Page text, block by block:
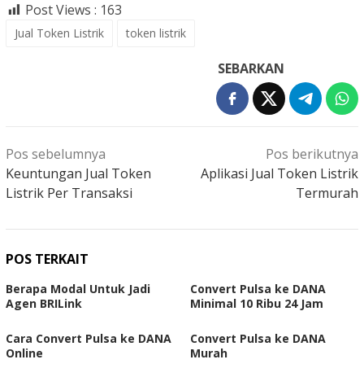
Post Views : 163
Jual Token Listrik token listrik
SEBARKAN
Navigasi
pos
Pos sebelumnya
Keuntungan Jual Token
Listrik Per Transaksi
Pos berikutnya
Aplikasi Jual Token Listrik
Termurah
POS TERKAIT
Berapa Modal Untuk Jadi
Agen BRILink
Convert Pulsa ke DANA
Minimal 10 Ribu 24 Jam
Cara Convert Pulsa ke DANA
Online
Convert Pulsa ke DANA
Murah